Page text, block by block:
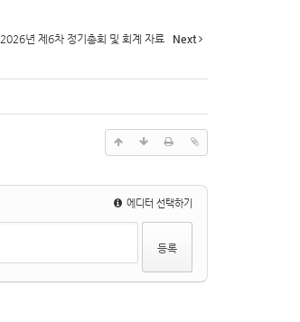
2026년 제6차 정기총회 및 회계 자료 Next
에디터 선택하기